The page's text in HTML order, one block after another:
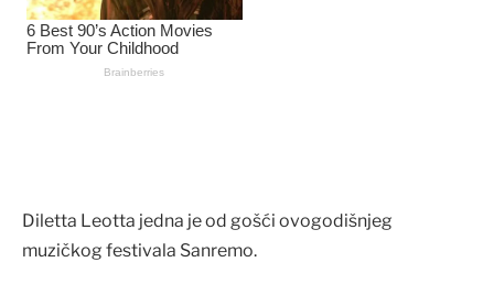
Diletta Leotta jedna je od gošći ovogodišnjeg
muzičkog festivala Sanremo.